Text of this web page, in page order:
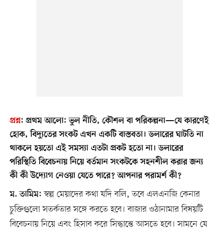
প্রশ্ন: প্রথম আলো: ভুল নীতি, কৌশল বা পরিকল্পনা—যে কারণেই
হোক, বিদ্যুতের সংকট এখন একটি বাস্তবতা। ডলারের ঘাটতি না
থাকলে হয়তো এই সমস্যা এতটা প্রকট হতো না। ডলারের
পরিস্থিতি বিবেচনায় নিয়ে বর্তমান সংকটকে সহনশীল করার জন্য
কী কী উদ্যোগ নেওয়া যেতে পারে? আপনার পরামর্শ কী?
ম. তামিম: স্বল্প মেয়াদের কথা যদি বলি, তবে এলএনজি কেনার
চুক্তিগুলো সতর্কতার সঙ্গে করতে হবে। বাজার ওঠানামার বিষয়টি
বিবেচনায় নিয়ে এবং হিসাব করে সিদ্ধান্তে আসতে হবে। সামনে যে